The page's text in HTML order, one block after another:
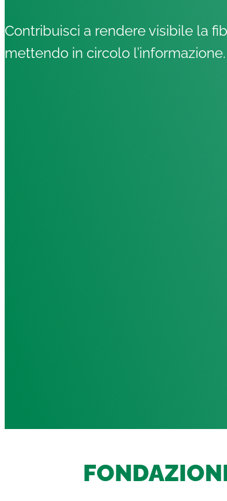
Contribuisci a rendere visibile la
mettendo in circolo l’informazione.